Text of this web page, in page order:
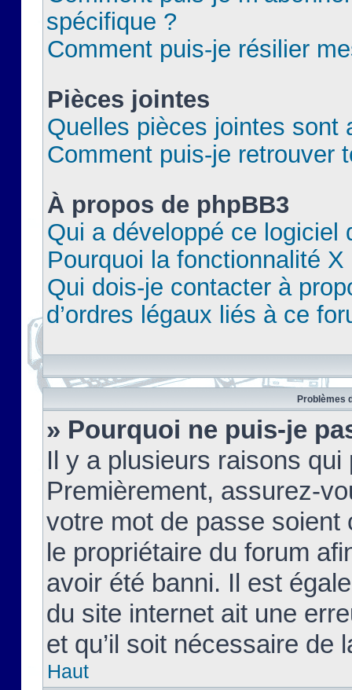
spécifique ?
Comment puis-je résilier
Pièces jointes
Quelles pièces jointes sont
Comment puis-je retrouver
À propos de phpBB3
Qui a développé ce logiciel
Pourquoi la fonctionnalité X
Qui dois-je contacter à
d’ordres légaux liés à ce
Problèmes
» Pourquoi ne puis-je
Il y a plusieurs raisons
Premièrement, assurez-
votre mot de passe soient
le propriétaire du forum
avoir été banni. Il est
du site internet ait une
et qu’il soit nécessaire de
Haut